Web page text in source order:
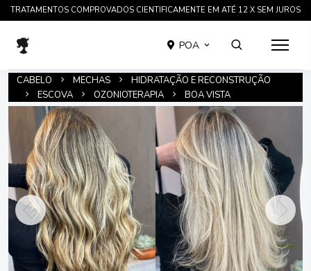
TRATAMENTOS COMPROVADOS CIENTIFICAMENTE EM ATÉ 12 X SEM JUROS
POA
CABELO MECHAS
HIDRATAÇÃO E RECONSTRUÇÃO
ESCOVA
OZONIOTERAPIA BOA VISTA